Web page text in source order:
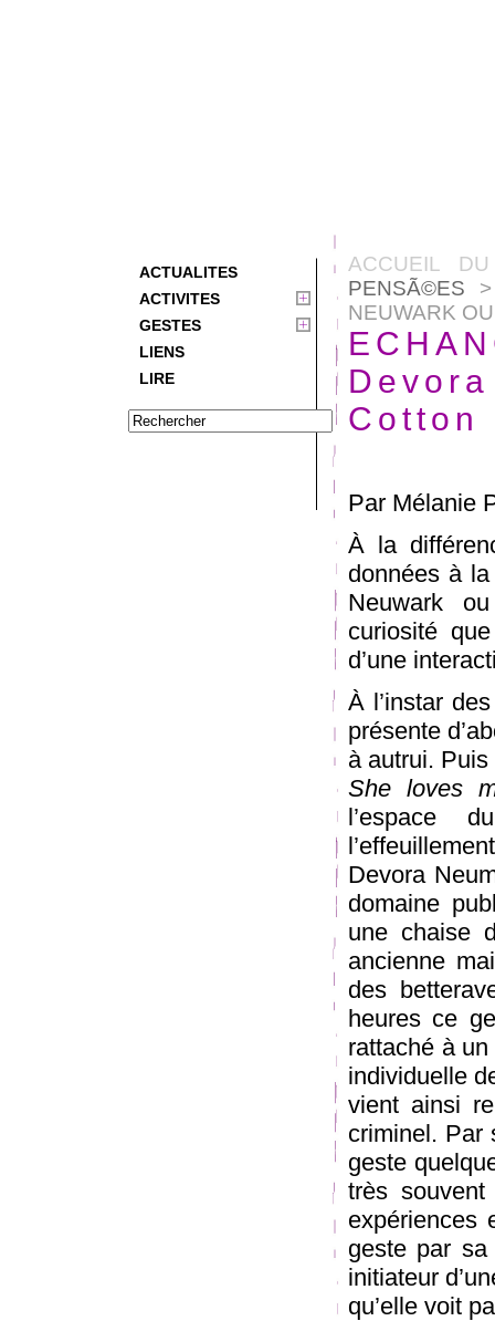
ACTUALITES
ACTIVITES
GESTES
LIENS
LIRE
ACCUEIL
PENSÃ©ES >
NEUWARK
Cotton
Par Mélanie
À la
données à
Neuwark
curiosité
d’une
À l’instar
présente
à autrui.
She loves
l’espace
Devora
domaine
une chaise
ancienne
des
heures ce
rattaché à
individuelle
vient ainsi
criminel. Par
geste
très
expériences
geste par sa
initiateur
qu’elle voit